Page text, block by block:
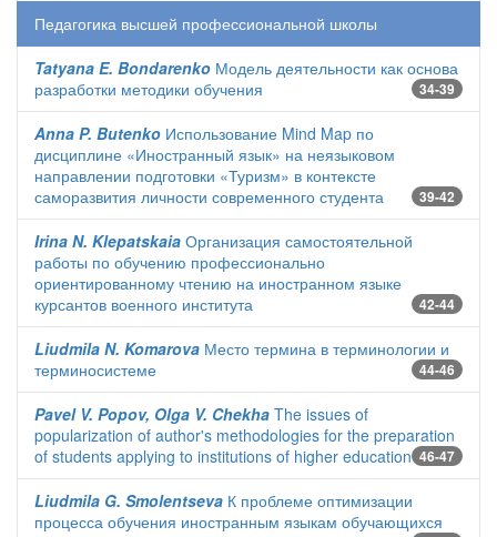
Педагогика высшей профессиональной школы
Tatyana E. Bondarenko Модель деятельности как основа
разработки методики обучения
34-39
Anna P. Butenko Использование Mind Map по
дисциплине «Иностранный язык» на неязыковом
направлении подготовки «Туризм» в контексте
саморазвития личности современного студента
39-42
Irina N. Klepatskaia Организация самостоятельной
работы по обучению профессионально
ориентированному чтению на иностранном языке
курсантов военного института
42-44
Liudmila N. Komarova Место термина в терминологии и
терминосистеме
44-46
Pavel V. Popov, Olga V. Chekha The issues of
popularization of author's methodologies for the preparation
of students applying to institutions of higher education 46-47
Liudmila G. Smolentseva К проблеме оптимизации
процесса обучения иностранным языкам обучающихся